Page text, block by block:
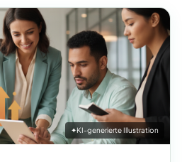
✦KI-generierte Illustration